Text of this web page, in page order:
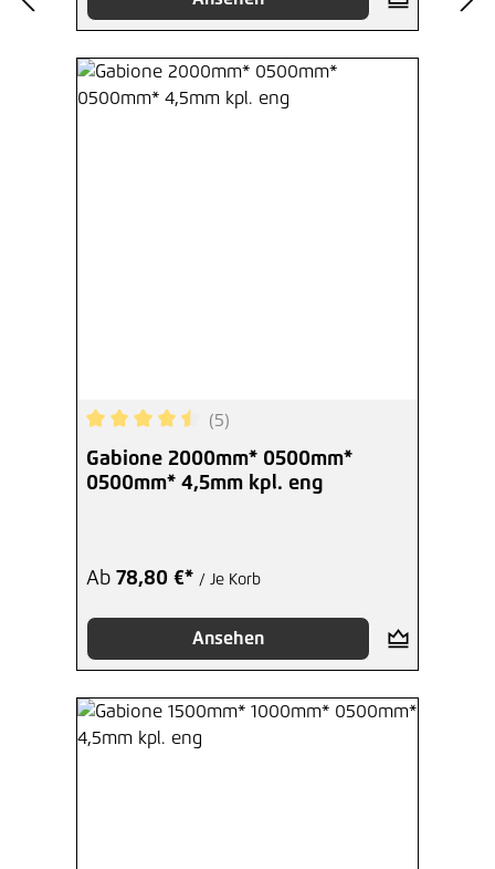
Durchschnittliche Bewertung von 4.6 von 5
(5)
Gabione 2000mm* 0500mm*
0500mm* 4,5mm kpl. eng
Ab 78,80 €* / Je Korb
Ansehen